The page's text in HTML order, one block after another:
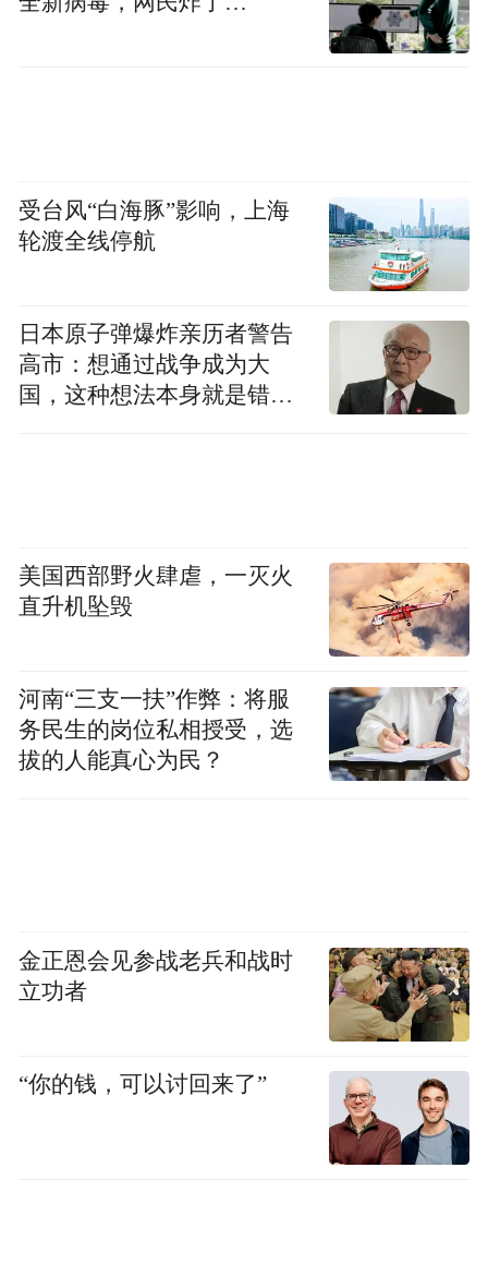
受台风“白海豚”影响，上海
轮渡全线停航
日本原子弹爆炸亲历者警告
高市：想通过战争成为大
国，这种想法本身就是错误
美国西部野火肆虐，一灭火
直升机坠毁
河南“三支一扶”作弊：将服
务民生的岗位私相授受，选
拔的人能真心为民？
金正恩会见参战老兵和战时
立功者
“你的钱，可以讨回来了”